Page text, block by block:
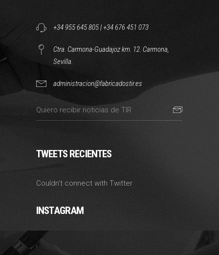
+34 955 645 805|+34 676 451 073
Ctra. Carmona-Guadajoz km. 12. Carmona,
Sevilla.
administracion@fabricadostir.es
TWEETS RECIENTES
Couldn't connect with Twitter
INSTAGRAM